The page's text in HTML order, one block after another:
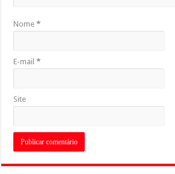
Nome*
E-mail*
Site